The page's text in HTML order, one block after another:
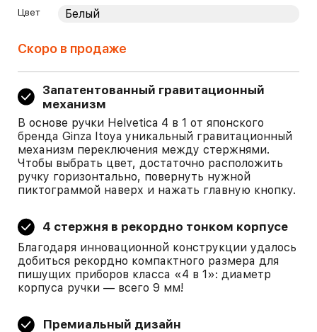
Цвет
Скоро в продаже
Запатентованный гравитационный
механизм
В основе ручки Helvetica 4 в 1 от японского
бренда Ginza Itoya уникальный гравитационный
механизм переключения между стержнями.
Чтобы выбрать цвет, достаточно расположить
ручку горизонтально, повернуть нужной
пиктограммой наверх и нажать главную кнопку.
4 стержня в рекордно тонком корпусе
Благодаря инновационной конструкции удалось
добиться рекордно компактного размера для
пишущих приборов класса «4 в 1»: диаметр
корпуса ручки — всего 9 мм!
Премиальный дизайн